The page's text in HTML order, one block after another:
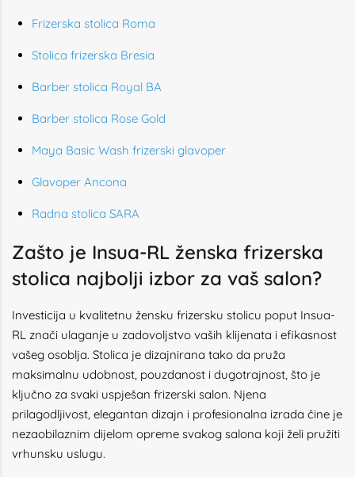
Frizerska stolica Roma
Stolica frizerska Bresia
Barber stolica Royal BA
Barber stolica Rose Gold
Maya Basic Wash frizerski glavoper
Glavoper Ancona
Radna stolica SARA
Zašto je Insua-RL ženska frizerska
stolica najbolji izbor za vaš salon?
Investicija u kvalitetnu žensku frizersku stolicu poput Insua-
RL znači ulaganje u zadovoljstvo vaših klijenata i efikasnost
vašeg osoblja. Stolica je dizajnirana tako da pruža
maksimalnu udobnost, pouzdanost i dugotrajnost, što je
ključno za svaki uspješan frizerski salon. Njena
prilagodljivost, elegantan dizajn i profesionalna izrada čine je
nezaobilaznim dijelom opreme svakog salona koji želi pružiti
vrhunsku uslugu.